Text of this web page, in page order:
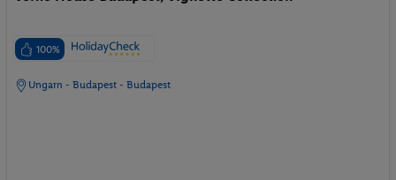
100%
Ungarn - Budapest - Budapest